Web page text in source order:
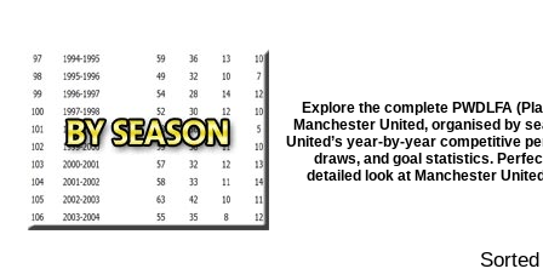
Explore the complete PWDLFA
Manchester United, organised by
United’s year-by-year competitive
draws, and goal statistics.
detailed look at Manchester